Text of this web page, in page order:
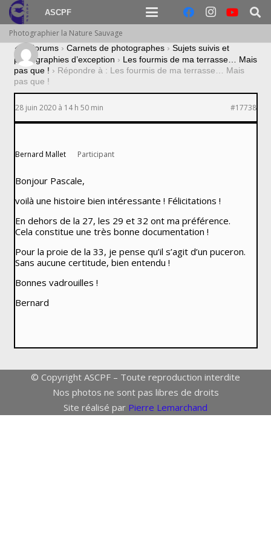
ASCPF
Photographier la Nature Sauvage
› Forums › Carnets de photographes › Sujets suivis et
photographies d’exception › Les fourmis de ma terrasse… Mais
pas que ! › Répondre à : Les fourmis de ma terrasse… Mais
pas que !
28 juin 2020 à 14 h 50 min #17738
Bernard Mallet Participant
Bonjour Pascale,
voilà une histoire bien intéressante ! Félicitations !
En dehors de la 27, les 29 et 32 ont ma préférence.
Cela constitue une très bonne documentation !
Pour la proie de la 33, je pense qu’il s’agit d’un puceron.
Sans aucune certitude, bien entendu !
Bonnes vadrouilles !
Bernard
© Copyright ASCPF – Toute reproduction interdite
Nos photos ne sont pas libres de droits
Site réalisé par Pierre Lemarchand